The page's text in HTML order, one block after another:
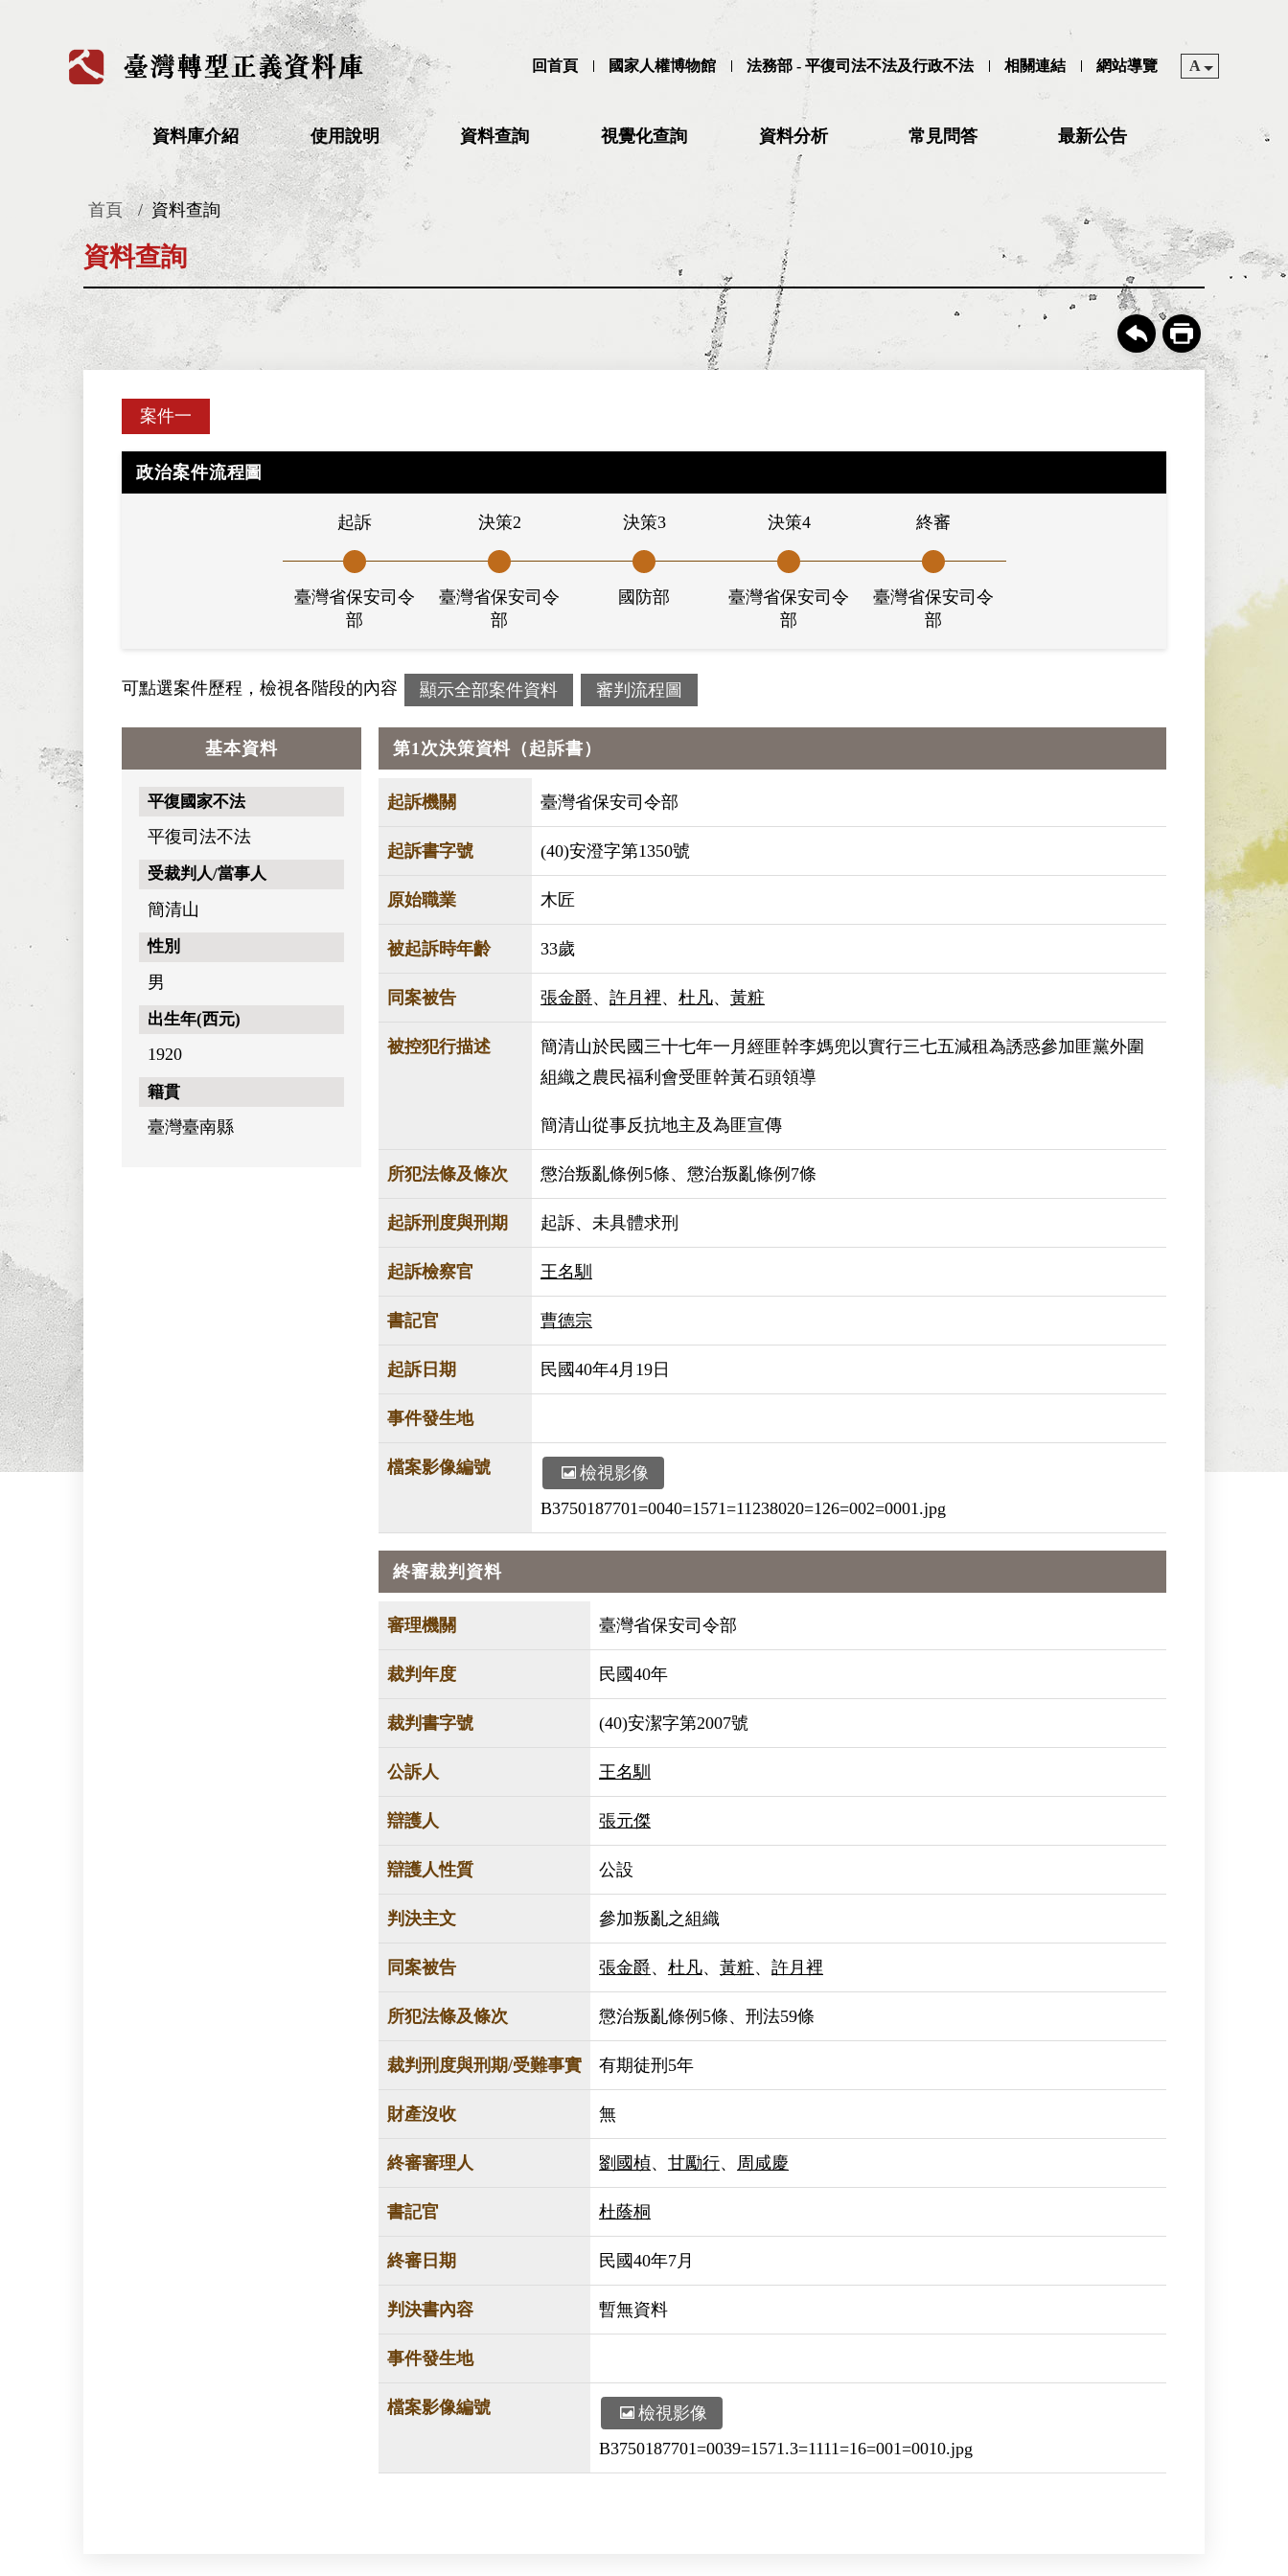
回首頁 國家人權博物館 法務部 - 平復司法不法及行政不法 相關連結 網站導覽 A
資料庫介紹 使用說明 資料查詢 視覺化查詢 資料分析 常見問答 最新公告
首頁 資料查詢
資料查詢
案件一
政治案件流程圖
起訴
臺灣省保安司令
部
決策2
臺灣省保安司令
部
決策3
國防部
決策4
臺灣省保安司令
部
終審
臺灣省保安司令
部
可點選案件歷程，檢視各階段的內容 顯示全部案件資料 審判流程圖
基本資料
平復國家不法
平復司法不法
受裁判人/當事人
簡清山
性別
男
出生年(西元)
1920
籍貫
臺灣臺南縣
第1次決策資料（起訴書）
起訴機關 臺灣省保安司令部
起訴書字號 (40)安澄字第1350號
原始職業 木匠
被起訴時年齡 33歲
同案被告 張金爵、 許月裡、 杜凡、 黃粧
被控犯行描述
簡清山於民國三十七年一月經匪幹李媽兜以實行三七五減租為誘惑參加匪黨外圍
組織之農民福利會受匪幹黃石頭領導
簡清山從事反抗地主及為匪宣傳
所犯法條及條次 懲治叛亂條例5條、懲治叛亂條例7條
起訴刑度與刑期 起訴、未具體求刑
起訴檢察官 王名馴
書記官 曹德宗
起訴日期 民國40年4月19日
事件發生地
檔案影像編號
檢視影像
B3750187701=0040=1571=11238020=126=002=0001.jpg
終審裁判資料
審理機關 臺灣省保安司令部
裁判年度 民國40年
裁判書字號 (40)安潔字第2007號
公訴人 王名馴
辯護人 張元傑
辯護人性質 公設
判決主文 參加叛亂之組織
同案被告 張金爵、 杜凡、 黃粧、 許月裡
所犯法條及條次 懲治叛亂條例5條、刑法59條
裁判刑度與刑期/受難事實 有期徒刑5年
財產沒收 無
終審審理人 劉國楨、 甘勵行、 周咸慶
書記官 杜蔭桐
終審日期 民國40年7月
判決書內容 暫無資料
事件發生地
檔案影像編號
檢視影像
B3750187701=0039=1571.3=1111=16=001=0010.jpg